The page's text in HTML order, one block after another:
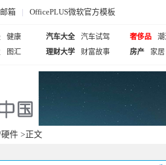
箱 | OfficePLUS微软官方模板
健康
图汇
汽车大全
汽车试驾
理财大学
财富故事
奢侈品
房产
家居
件 >正文